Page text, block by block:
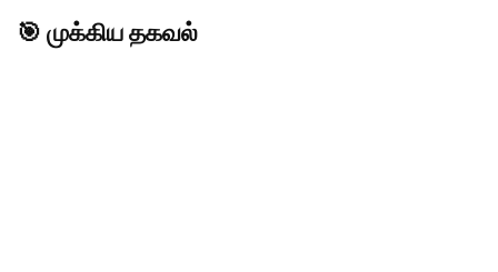
🎯 முக்கிய தகவல்